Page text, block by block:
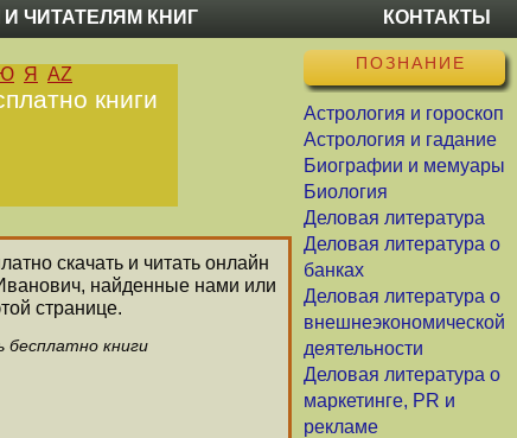
ЧИТАТЕЛЯМ КНИГ КОНТАКТЫ
ПОЗНАНИЕ
Астрология и гороскоп
Астрология и гадание
Биографии и мемуары
Биология
Деловая литература
Деловая литература о
банках
Деловая литература о
внешнеэкономической
деятельности
Деловая литература о
маркетинге, PR и
рекламе
Я AZ
книги
скачать и читать онлайн
найденные нами или
странице.
бесплатно книги